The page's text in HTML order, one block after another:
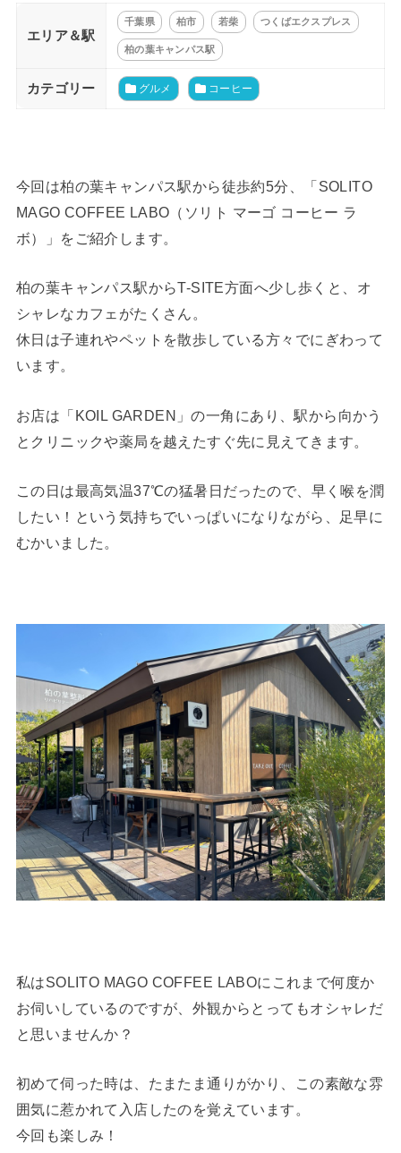
エリア＆駅
千葉県 柏市 若柴 つくばエクスプレス
柏の葉キャンパス駅
カテゴリー グルメ コーヒー
今回は柏の葉キャンパス駅から徒歩約5分、「SOLITO
MAGO COFFEE LABO（ソリト マーゴ コーヒー ラ
ボ）」をご紹介します。
柏の葉キャンパス駅からT-SITE方面へ少し歩くと、オ
シャレなカフェがたくさん。
休日は子連れやペットを散歩している方々でにぎわって
います。
お店は「KOIL GARDEN」の一角にあり、駅から向かう
とクリニックや薬局を越えたすぐ先に見えてきます。
この日は最高気温37℃の猛暑日だったので、早く喉を潤
したい！という気持ちでいっぱいになりながら、足早に
むかいました。
私はSOLITO MAGO COFFEE LABOにこれまで何度か
お伺いしているのですが、外観からとってもオシャレだ
と思いませんか？
初めて伺った時は、たまたま通りがかり、この素敵な雰
囲気に惹かれて入店したのを覚えています。
今回も楽しみ！